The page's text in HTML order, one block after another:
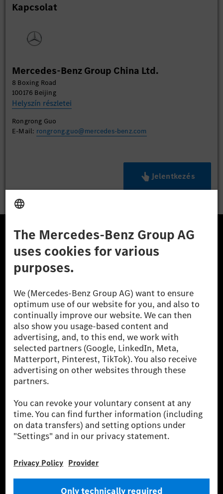
Kapcsolat
Mercedes-Benz Group China Ltd.
8 Boxing Road
100176 Beijing
Helyszín részletei
Rongrong Guo
E-Mail: rongrong.guo@mercedes-benz.com
Jelentkezés
A Mercedes-Benz Csoport
A Mercedes-Benz Group AG (korábbi Daimler AG) a
Mercedes-Benz AG-val együtt a prémium és
luxusautók, valamint kishaszonjárművek vezető
globális szállítói vagyunk. A Mercedes-Benz Mobility
AG finanszírozást, lízinget, autó előfizetést és
autókölcsönzést, flottakezelést, digitális
szolgáltatásokat a töltéshez és fizetéshez,
biztosításközvetítést, valamint innovatív mobilitási
szolgáltatásokat kínál.
Helyszínek